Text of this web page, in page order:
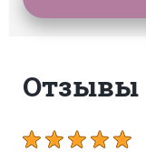
Отзывы